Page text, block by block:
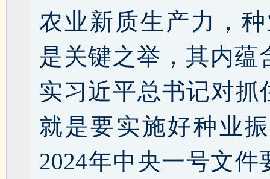
农业新质生产力，
是关键之举，其内蕴
实习近平总书记对抓
就是要实施好种业
2024年中央一号文